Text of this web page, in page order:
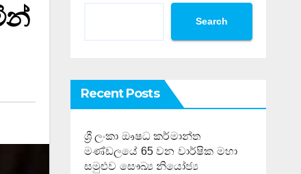
Search
Recent Posts
ශ්‍රී ලංකා ඖෂධ කර්මාන්ත
මණ්ඩලයේ 65 වන වාර්ෂික මහා
සමුළුව සෞඛ්‍ය නියෝජ්‍ය